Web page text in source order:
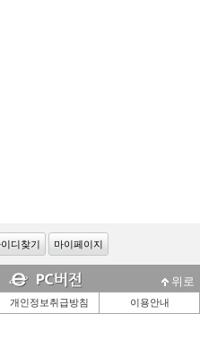
디찾기 마이페이지
위로
개인정보취급방침 이용안내